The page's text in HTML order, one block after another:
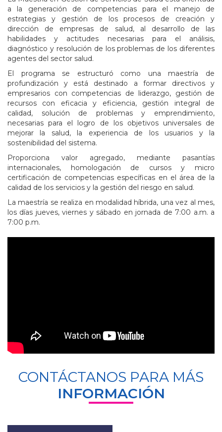
a la generación de competencias para el manejo de
estrategias y gestión de los procesos de creación y
dirección de empresas de salud, al desarrollo de las
habilidades y actitudes necesarias para el análisis,
diagnóstico y resolución de los problemas de los diferentes
agentes del sector salud.
El programa se estructuró como una maestría de
profundización y está destinado a formar directivos y
empresarios con competencias de liderazgo, gestión de
recursos con eficacia y eficiencia, gestión integral de
calidad, solución de problemas y emprendimiento,
necesarias para el logro de los objetivos universales de
mejorar la salud, la experiencia de los usuarios y la
sostenibilidad del sistema.
Proporciona valor agregado, mediante pasantías
internacionales, homologación de cursos y micro
certificación de competencias específicas en el área de la
calidad de los servicios y la gestión del riesgo en salud.
La maestría se realiza en modalidad híbrida, una vez al mes,
los días jueves, viernes y sábado en jornada de 7:00 a.m. a
7:00 p.m.
CONTÁCTANOS PARA MÁS
INFORMACIÓN